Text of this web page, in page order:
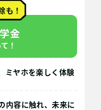
も！
金
！
ミヤホを楽しく体験
内容に触れ、未来に